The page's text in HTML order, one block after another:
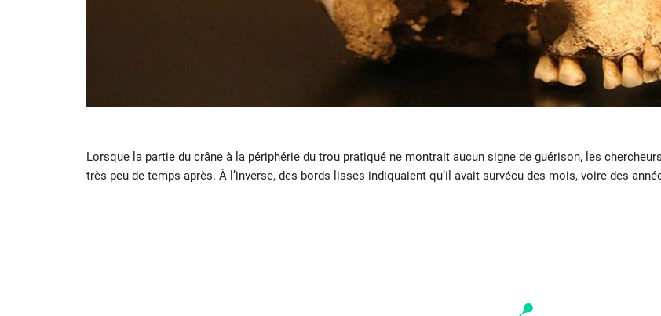
Lorsque la partie du crâne à la périphérie du trou pratiqué ne montrait aucun signe de guérison, les
très peu de temps après. À l’inverse, des bords lisses indiquaient qu’il avait survécu des mois, voire des